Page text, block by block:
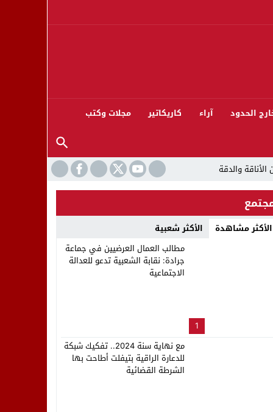
الحدود آراء كاريكاتير مجلات وكتب
بنزاهة النهائي
الأكثر مشاهدة الأكثر شعبية
1
مطالب العمال العرضيين في جماعة
جرادة: نقابة الشعبية تدعو للعدالة
الاجتماعية
مع نهاية سنة 2024.. تفكيك شبكة
للدعارة الراقية بتيفلت أطاحت بها
الشرطة القضائية